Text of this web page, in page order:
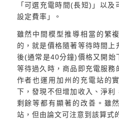
「可選充電時間(長短)」以
設定費率」。
雖然中間模型推導相當的繁
的，就是價格隨著等待時間上
後(通常是40分鐘)價格又開始
等待過久時，商品即充電服務
作者也運用加州的充電站的
下，發現不但增加收入、淨利
剩餘等都有顯著的改善。雖
站，但由論文可注意到該算式